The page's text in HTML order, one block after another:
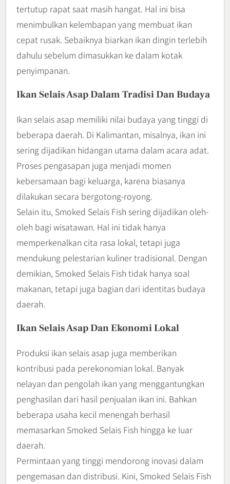
tertutup rapat saat masih hangat. Hal ini bisa
menimbulkan kelembapan yang membuat ikan
cepat rusak. Sebaiknya biarkan ikan dingin terlebih
dahulu sebelum dimasukkan ke dalam kotak
penyimpanan.
Ikan Selais Asap Dalam Tradisi Dan Budaya
Ikan selais asap memiliki nilai budaya yang tinggi di
beberapa daerah. Di Kalimantan, misalnya, ikan ini
sering dijadikan hidangan utama dalam acara adat.
Proses pengasapan juga menjadi momen
kebersamaan bagi keluarga, karena biasanya
dilakukan secara bergotong-royong.
Selain itu, Smoked Selais Fish sering dijadikan oleh-
oleh bagi wisatawan. Hal ini tidak hanya
memperkenalkan cita rasa lokal, tetapi juga
mendukung pelestarian kuliner tradisional. Dengan
demikian, Smoked Selais Fish tidak hanya soal
makanan, tetapi juga bagian dari identitas budaya
daerah.
Ikan Selais Asap Dan Ekonomi Lokal
Produksi ikan selais asap juga memberikan
kontribusi pada perekonomian lokal. Banyak
nelayan dan pengolah ikan yang menggantungkan
penghasilan dari hasil penjualan ikan ini. Bahkan
beberapa usaha kecil menengah berhasil
memasarkan Smoked Selais Fish hingga ke luar
daerah.
Permintaan yang tinggi mendorong inovasi dalam
pengemasan dan distribusi. Kini, Smoked Selais Fish